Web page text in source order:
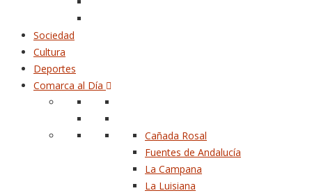
Sociedad
Cultura
Deportes
Comarca al Día
Cañada Rosal
Fuentes de Andalucía
La Campana
La Luisiana